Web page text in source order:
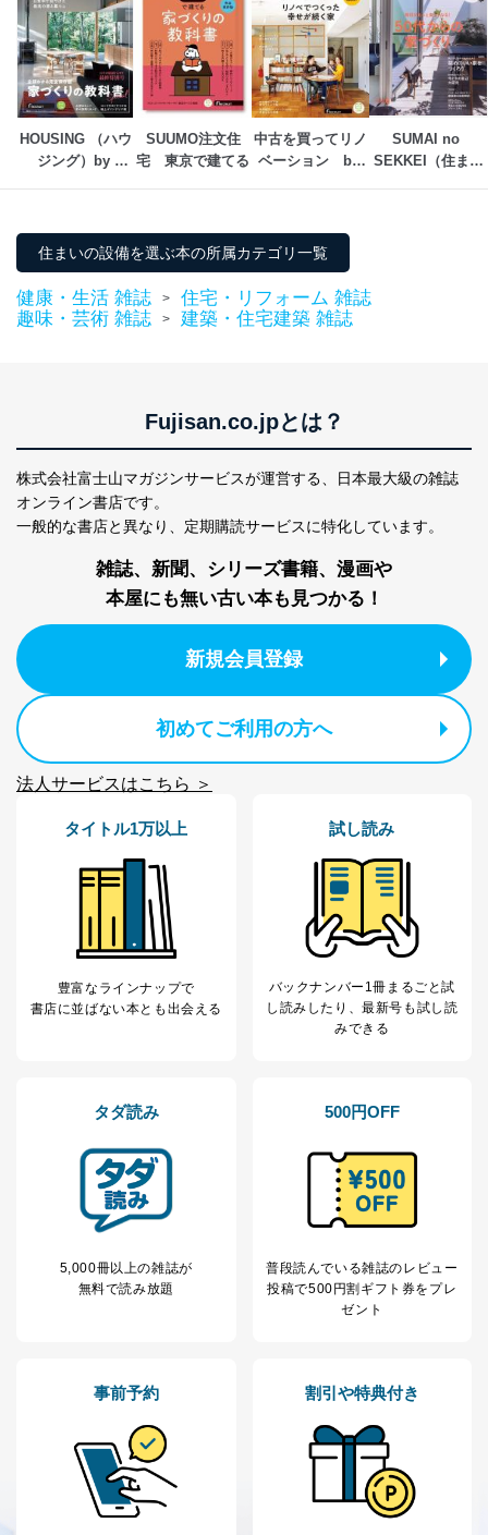
HOUSING （ハウ
ジング）by
SUUMO注文住
宅　東京で建てる
中古を買ってリノ
ベーション　by
SUMAI no
SEKKEI（住まい
住まいの設備を選ぶ本の所属カテゴリ一覧
健康・生活 雑誌 >
住宅・リフォーム 雑誌
趣味・芸術 雑誌
> 建築・住宅建築 雑誌
Fujisan.co.jpとは？
株式会社富士山マガジンサービスが運営する、
日本最大級の雑誌
オンライン書店です。
一般的な書店と異なり、 定期購読サービスに特化しています。
雑誌、新聞、シリーズ書籍、漫画や
本屋にも無い古い本も見つかる！
新規会員登録
初めてご利用の方へ
法人サービスはこちら ＞
タイトル1万以上
豊富なラインナップで
書店に並ばない本とも出会える
試し読み
バックナンバー1冊まるごと試
し読み したり、最新号も試し読
みできる
タダ読み
5,000冊以上の雑誌が
無料で読み放題
500円OFF
普段読んでいる雑誌のレビュー
投稿で500円割ギフト券をプレ
ゼント
事前予約 割引や特典付き